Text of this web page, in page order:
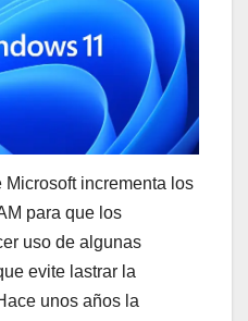
Microsoft incrementa los
para que los
uso de algunas
evite lastrar la
unos años la